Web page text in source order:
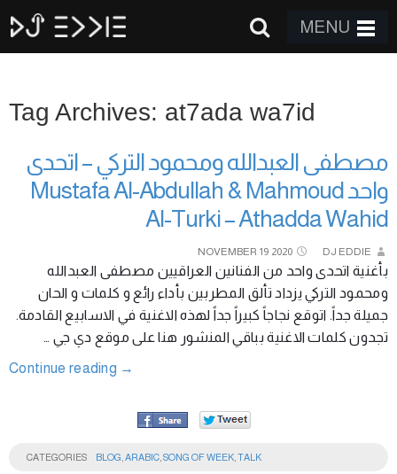
MENU
Tag Archives: at7ada wa7id
مصطفى العبدالله ومحمود التركي – اتحدى
واحد Mustafa Al-Abdullah & Mahmoud
Al-Turki – Athadda Wahid
NOVEMBER 19 2020 DJ EDDIE
بأغنية اتحدى واحد من الفنانين العراقيين مصطفى العبدالله
ومحمود التركي يزداد تألق المطربين بأداء رائع و كلمات و الحان
جميلة جداً. اتوقع نجاجاً كبيراً جداً لهذه الاغنية في الاسابيع القادمة.
تجدون كلمات الاغنية بباقي المنشور هنا على موقع دي جي …
Continue reading →
CATEGORIES BLOG ARABIC SONG OF WEEK TALK